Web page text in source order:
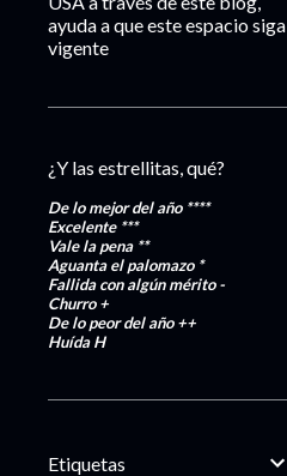
ayuda a que este espacio siga
vigente
¿Y las estrellitas, qué?
De lo mejor del año ****
Excelente***
Vale la pena **
Aguanta el palomazo *
Fallida con algún mérito-
Churro+
De lo peor del año++
HuídaH
Etiquetas